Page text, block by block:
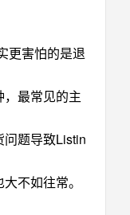
更害怕的是退
最常见的主
题导致Listin
不如往常。